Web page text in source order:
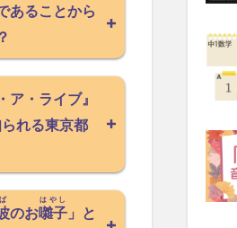
あることから
・ライブ』
れる東京都
のお囃子
はやし
」と